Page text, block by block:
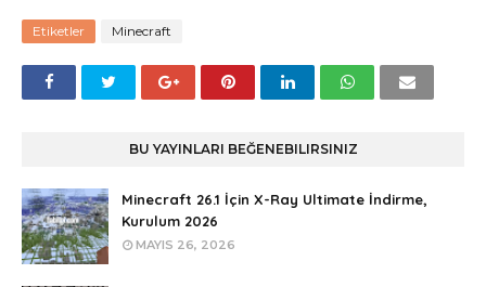
Etiketler Minecraft
BU YAYINLARI BEĞENEBILIRSINIZ
Minecraft 26.1 İçin X-Ray Ultimate İndirme,
Kurulum 2026
MAYIS 26, 2026